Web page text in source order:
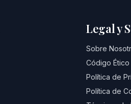
Legal y
Sobre
Código Ético
Política de
Política de